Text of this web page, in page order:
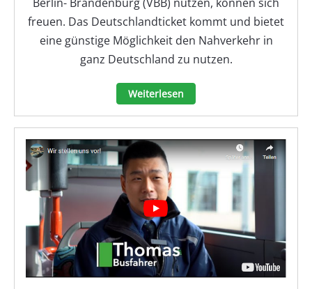
freuen. Das Deutschlandticket kommt und bietet
eine günstige Möglichkeit den Nahverkehr in
ganz Deutschland zu nutzen.
Weiterlesen